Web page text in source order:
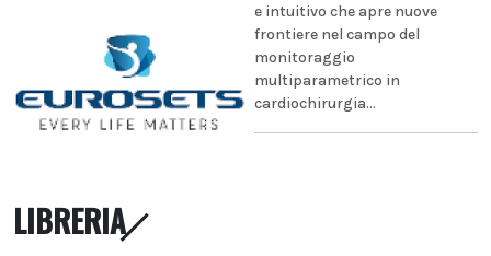
e intuitivo che apre nuove
frontiere nel campo del
monitoraggio
multiparametrico in
cardiochirurgia...
LIBRERIA